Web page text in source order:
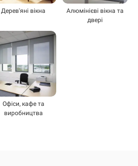
Дерев'яні вікна
Алюмінієві вікна та
двері
Офіси, кафе та
виробництва